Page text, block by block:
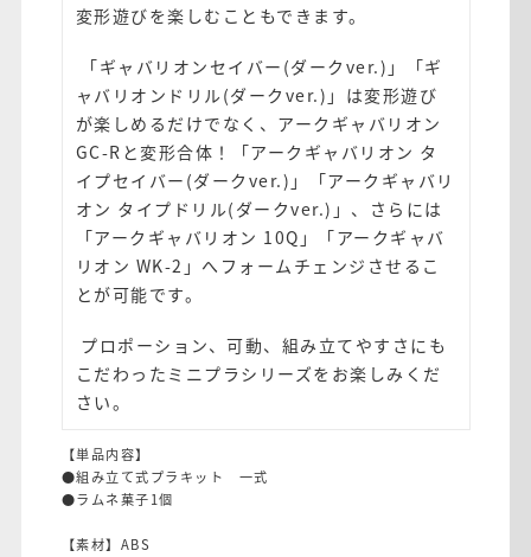
変形遊びを楽しむこともできます。
「ギャバリオンセイバー(ダークver.)」「ギ
ャバリオンドリル(ダークver.)」は変形遊び
が楽しめるだけでなく、アークギャバリオン
GC-Rと変形合体！「アークギャバリオン タ
イプセイバー(ダークver.)」「アークギャバリ
オン タイプドリル(ダークver.)」、さらには
「アークギャバリオン 10Q」「アークギャバ
リオン WK-2」へフォームチェンジさせるこ
とが可能です。
プロポーション、可動、組み立てやすさにも
こだわったミニプラシリーズをお楽しみくだ
さい。
【単品内容】
●組み立て式プラキット 一式
●ラムネ菓子1個
【素材】ABS